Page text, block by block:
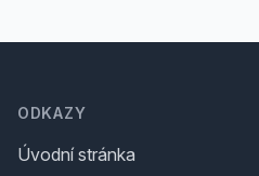
ODKAZY
Úvodní stránka